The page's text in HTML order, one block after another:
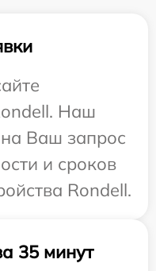
Наш
на Ваш запрос
и сроков
Rondell.
35 минут